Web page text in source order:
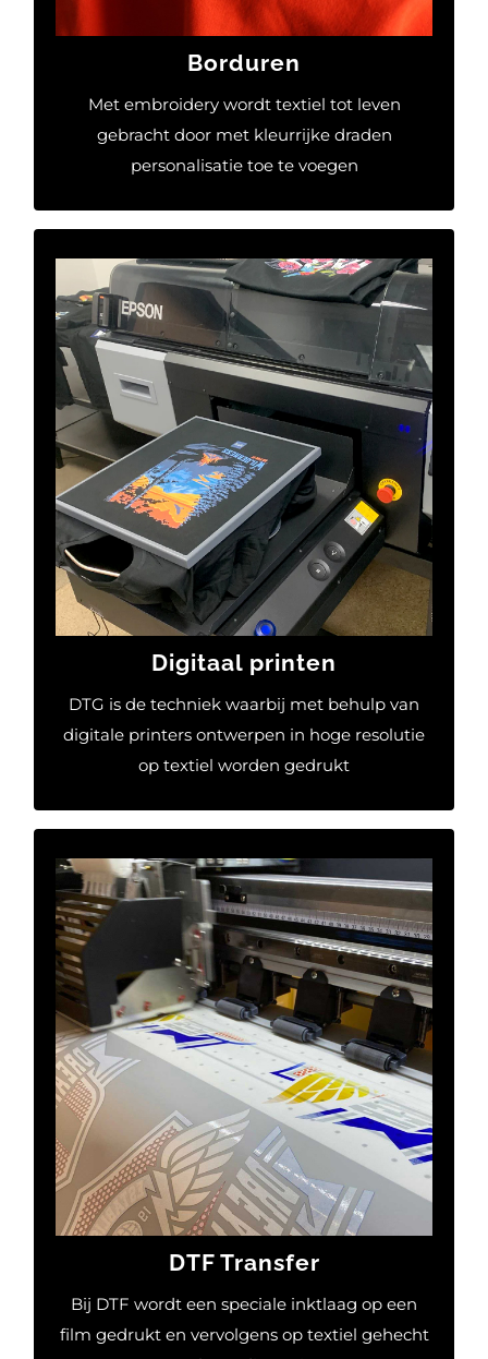
Borduren
Met embroidery wordt textiel tot leven
gebracht door met kleurrijke draden
personalisatie toe te voegen
voegt een vleugje elegantie en
MEER INFORMATIE
Digitaal printen
DTG is de techniek waarbij met behulp van
digitale printers ontwerpen in hoge resolutie
op textiel worden gedrukt
Digitaal printen
Met Direct-to-Garment (DTG) kunnen
levendige, gedetailleerde ontwerpen
rechtstreeks op kledingstukken worden
geprint met behulp van een digitale printer.
Elk kleurrijk detail komt tot leven met
verbluffende helderheid en precisie. Of het nu
gaat om complexe afbeeldingen, foto’s of
grafische ontwerpen, DTG biedt onbeperkte
mogelijkheden om unieke prints te creëren.
DTF Transfer
Bij DTF wordt een speciale inktlaag op een
film gedrukt en vervolgens op textiel gehecht
DTF Transfer
Met behulp van de DTF-technologie (Direct-
to-Foil) kunnen levendige en gedetailleerde
ontwerpen op textiel worden aangebracht.
Met een combinatie van hoogwaardige inkten
en speciale transferfilms komt je ontwerp tot
leven met verbluffende helderheid. Of het nu
gaat om kleurrijke graphics, complexe
patronen of opvallende logo’s, DTF-printen
biedt ongekende mogelijkheden.